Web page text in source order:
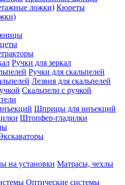
Кюреты
Ручки для зеркал
Ручки для скальпелей
Лезвия для скальпелей
Скальпели с ручкой
Шприцы для инъекций
Штопфер-гладилки
Матрасы, чехлы
Оптические системы